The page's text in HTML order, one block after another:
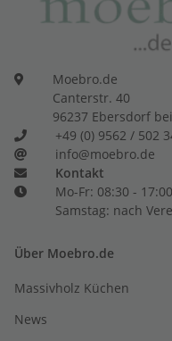
Moebro.de
Canterstr. 40
96237 Ebersdorf
+49 (0) 9562 / 502
info@moebro.de
Kontakt
Mo-Fr: 08:30 -
Samstag: nach
Über Moebro.de
Massivholz Küchen
News